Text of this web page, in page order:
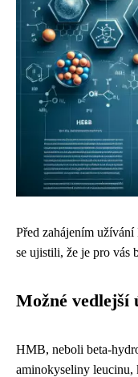
Před zahájením
se ujistili, že je pro vás
Možné vedlejší
HMB, neboli beta-
aminokyseliny leucinu,